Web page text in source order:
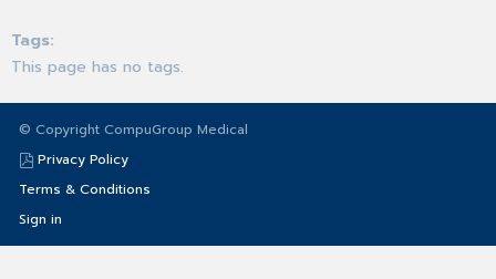
Tags
This page has no tags.
© Copyright CompuGroup Medical
Privacy Policy
Terms & Conditions
Sign in